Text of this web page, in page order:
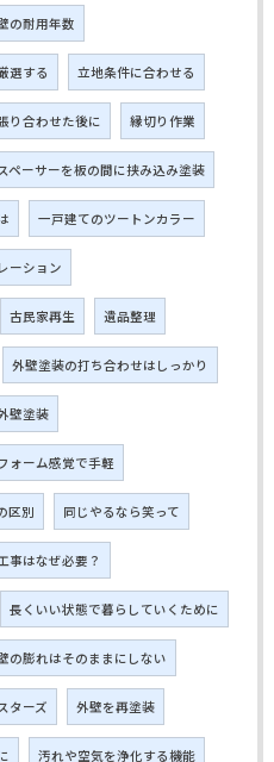
の耐用年数
選する 立地条件に合わせる
り合わせた後に 縁切り作業
ペーサーを板の間に挟み込み塗装
一戸建てのツートンカラー
ーション
古民家再生 遺品整理
外壁塗装の打ち合わせはしっかり
壁塗装
ォーム感覚で手軽
区別 同じやるなら笑って
事はなぜ必要？
長くいい状態で暮らしていくために
の膨れはそのままにしない
ターズ 外壁を再塗装
汚れや空気を浄化する機能